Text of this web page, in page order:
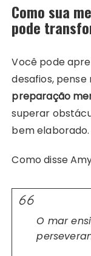
Como sua
pode
Você pode
desafios,
preparação
superar
bem elaborado.
Como disse
O mar